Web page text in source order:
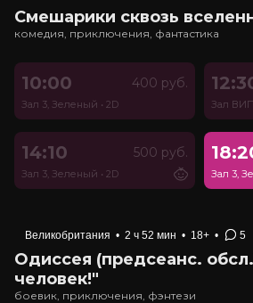
Смешарики сквозь
комедия, приключения, фантастика
10:00 400 руб.
Зал 3, Зеленый • 2D Зал ВИП
14:10 500 руб.
Зал 3, Зеленый • 2D Зал 3,
Великобритания • 2 ч 52 мин • 18+ • 5
Одиссея (предсеанс.
человек!"
боевик, приключения, фэнтези